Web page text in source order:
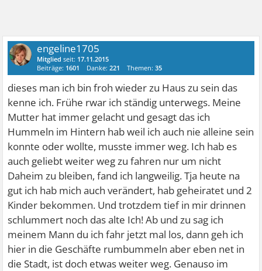
engeline1705
Mitglied seit: 17.11.2015
Beiträge: 1601 Danke:221 Themen:35
dieses man ich bin froh wieder zu Haus zu sein das
kenne ich. Frühe rwar ich ständig unterwegs. Meine
Mutter hat immer gelacht und gesagt das ich
Hummeln im Hintern hab weil ich auch nie alleine sein
konnte oder wollte, musste immer weg. Ich hab es
auch geliebt weiter weg zu fahren nur um nicht
Daheim zu bleiben, fand ich langweilig. Tja heute na
gut ich hab mich auch verändert, hab geheiratet und 2
Kinder bekommen. Und trotzdem tief in mir drinnen
schlummert noch das alte Ich! Ab und zu sag ich
meinem Mann du ich fahr jetzt mal los, dann geh ich
hier in die Geschäfte rumbummeln aber eben net in
die Stadt, ist doch etwas weiter weg. Genauso im